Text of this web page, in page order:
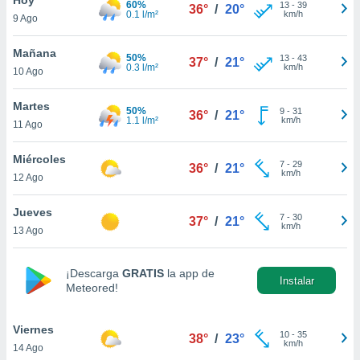
en
más
nuestra
de
aceptar
de
9 Ago
60%
0.1 l/m²
36° / 20° 13- 39
km/h
Mañana
10 Ago
50%
0.3 l/m²
37° / 21° 13- 43
km/h
Martes
11 Ago
50%
1.1 l/m²
36° / 21° 9- 31
km/h
Miércoles
12 Ago
36° / 21° 7- 29
km/h
Jueves
13 Ago
37° / 21° 7- 30
km/h
¡Descarga GRATIS la app de
Meteored!
Instalar
Viernes
14 Ago
38° / 23° 10- 35
km/h